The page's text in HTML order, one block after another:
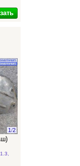
1/2